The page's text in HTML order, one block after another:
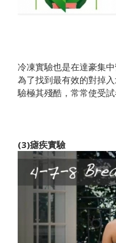
冷凍實驗也是在達豪集
為了找到最有效的對掉
驗極其殘酷，常常使受試
(3)瘧疾實驗